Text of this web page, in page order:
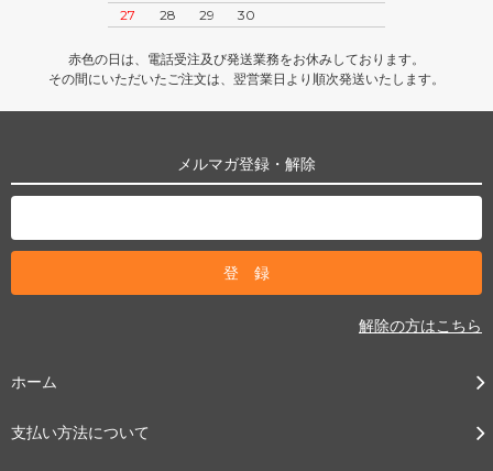
27
28 29 30
赤色の日は、電話受注及び発送業務をお休みしております。
その間にいただいたご注文は、翌営業日より順次発送いたします。
メルマガ登録・解除
解除の方はこちら
ホーム
支払い方法について